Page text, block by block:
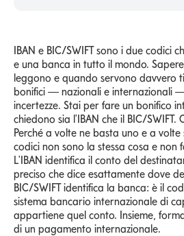
IBAN e BIC/SWIFT sono i due codici
e una banca in tutto il mondo.
leggono e quando servono davvero
bonifici — nazionali e internazionali
incertezze. Stai per fare un bonifico
chiedono sia l'IBAN che il BIC/SWIFT.
Perché a volte ne basta uno e a
codici non sono la stessa cosa e non
L'IBAN identifica il conto del
preciso che dice esattamente dove
BIC/SWIFT identifica la banca: è il
sistema bancario internazionale di
appartiene quel conto. Insieme,
di un pagamento internazionale.